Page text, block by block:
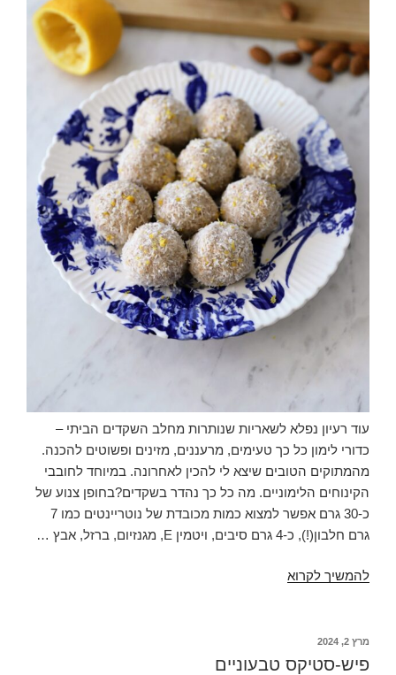
עוד רעיון נפלא לשאריות שנותרות מחלב השקדים הביתי –
כדורי לימון כל כך טעימים, מרעננים, מזינים ופשוטים להכנה.
מהמתוקים הטובים שיצא לי להכין לאחרונה. במיוחד לחובבי
הקינוחים הלימוניים. מה כל כך נהדר בשקדים?בחופן צנוע של
כ-30 גרם אפשר למצוא כמות מכובדת של נוטריינטים כמו 7
גרם חלבון(!), כ-4 גרם סיבים, ויטמין E, מגנזיום, ברזל, אבץ …
להמשיך לקרוא
נפלאים
פורסם
מרץ 2, 2024
פיש-סטיקס טבעוניים